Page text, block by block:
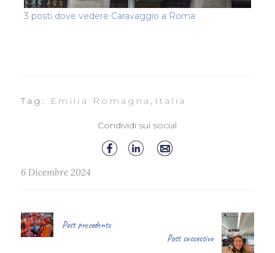
3 posti dove vedere Caravaggio a Roma
Tag: Emilia Romagna , Italia
Condividi sui social
6 Dicembre 2024
Post precedente
Post successivo